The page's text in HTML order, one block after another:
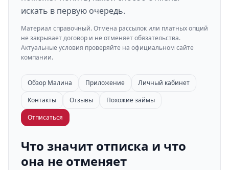
искать в первую очередь.
Материал справочный. Отмена рассылок или платных опций
не закрывает договор и не отменяет обязательства.
Актуальные условия проверяйте на официальном сайте
компании.
Обзор Малина Приложение
Личный кабинет
Контакты
Отзывы
Похожие займы
Отписаться
Что значит отписка и что
она не отменяет